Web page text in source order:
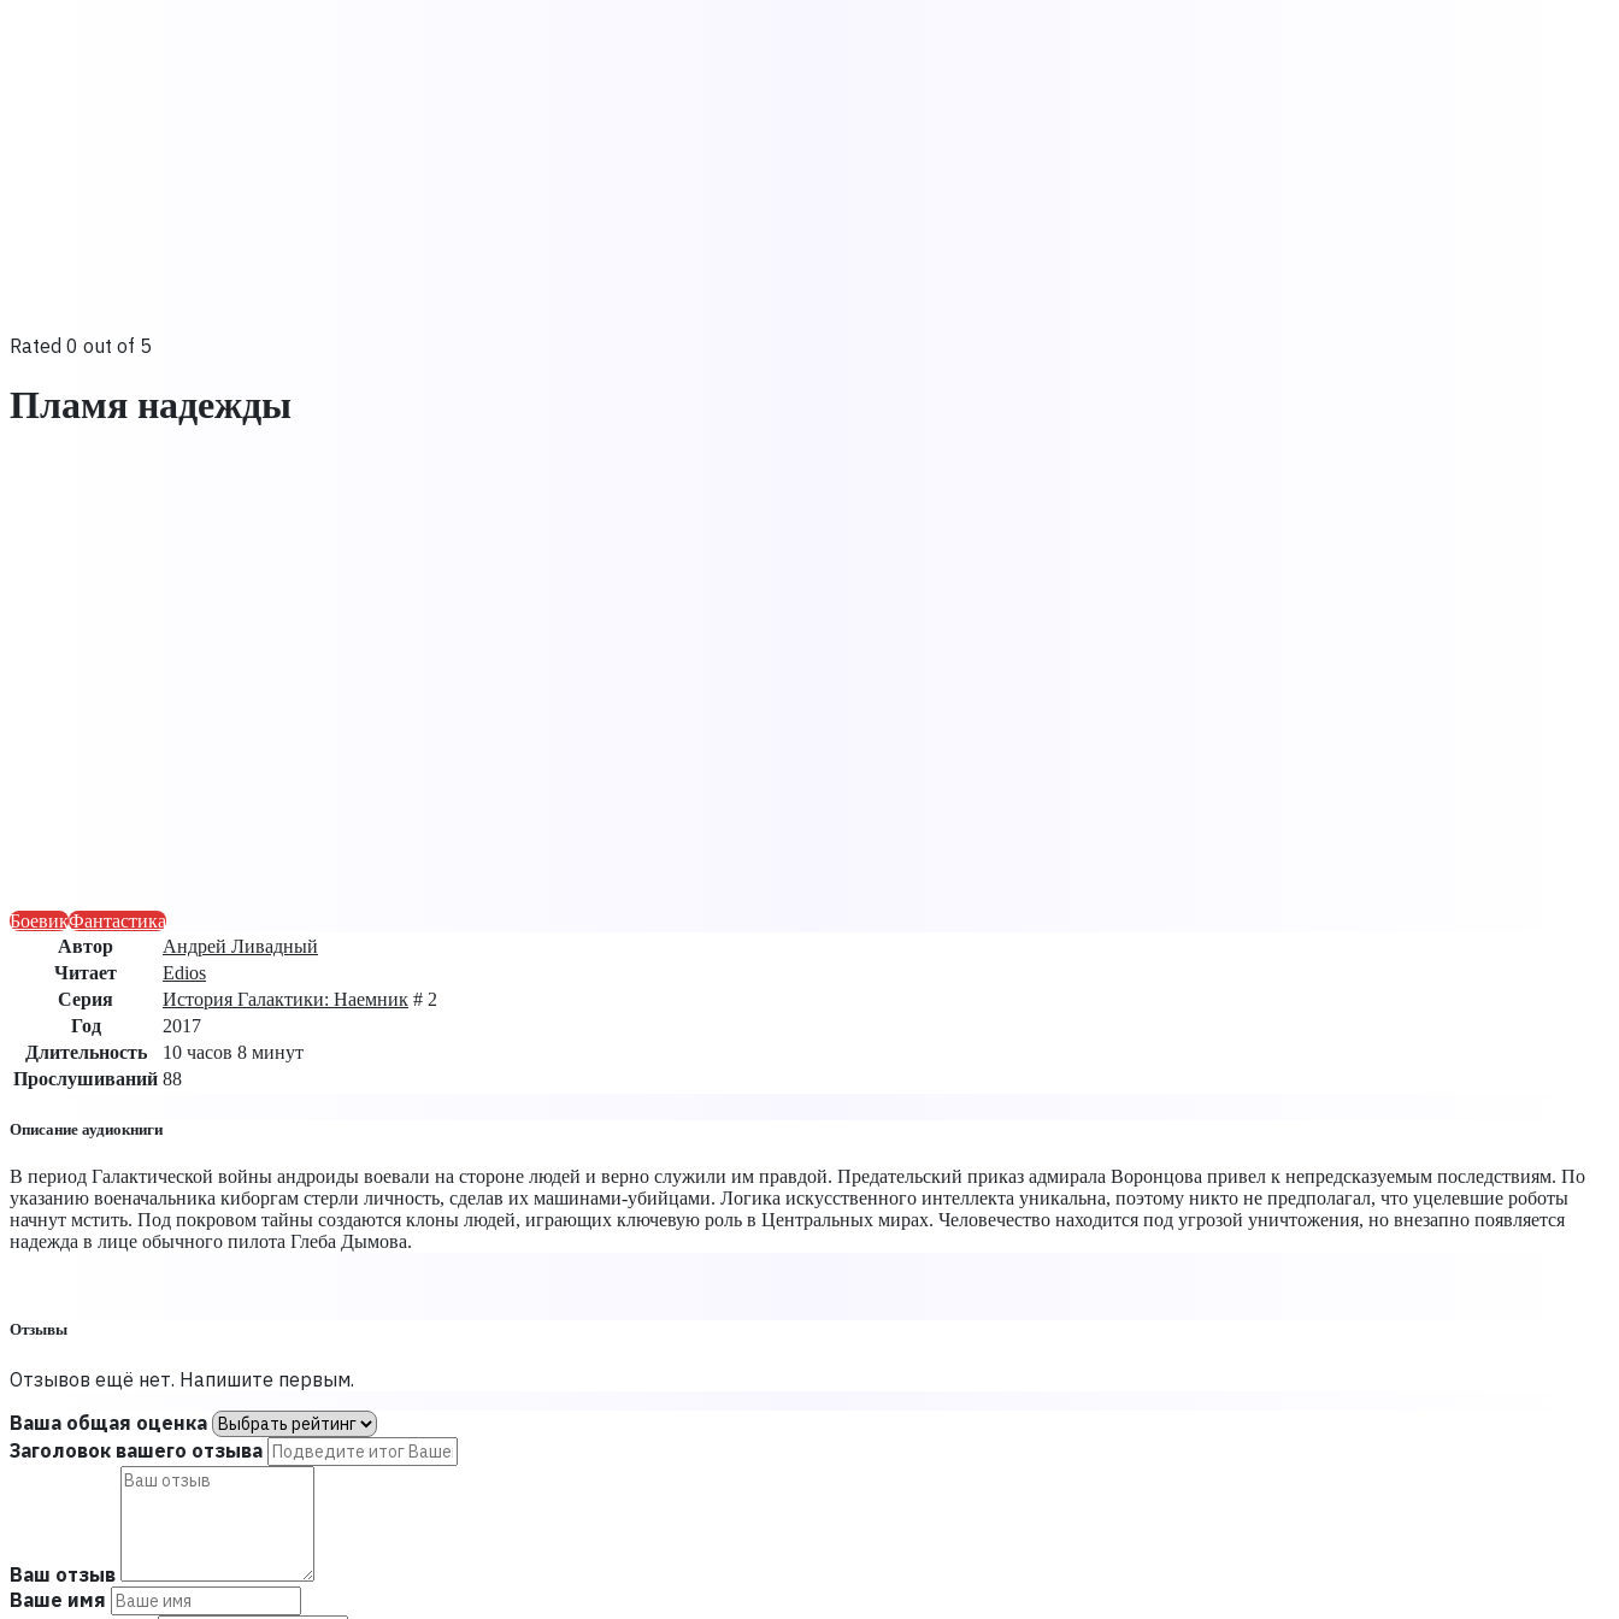
Rated 0 out of 5
Пламя надежды
БоевикФантастика
Автор
Андрей Ливадный
Читает
Edios
Серия
История Галактики: Наемник # 2
Год
2017
Длительность
10 часов 8 минут
Прослушиваний 88
Описание аудиокниги
В период Галактической войны андроиды воевали на стороне людей и верно служили им правдой. Предательский приказ адмирала Воронцова привел к непредсказуемым последствиям. По
указанию военачальника киборгам стерли личность, сделав их машинами-убийцами. Логика искусственного интеллекта уникальна, поэтому никто не предполагал, что уцелевшие роботы
начнут мстить. Под покровом тайны создаются клоны людей, играющих ключевую роль в Центральных мирах. Человечество находится под угрозой уничтожения, но внезапно появляется
надежда в лице обычного пилота Глеба Дымова.
Отзывы
Отзывов ещё нет. Напишите первым.
Ваша общая оценка
Заголовок вашего отзыва
Ваш отзыв
Ваше имя